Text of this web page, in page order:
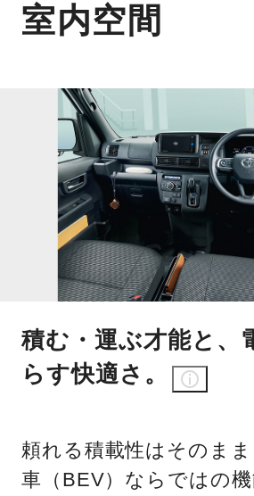
室内空間
積む・運ぶ才能と、
らす快適さ。
頼れる積載性はそのま
車（BEV）ならではの